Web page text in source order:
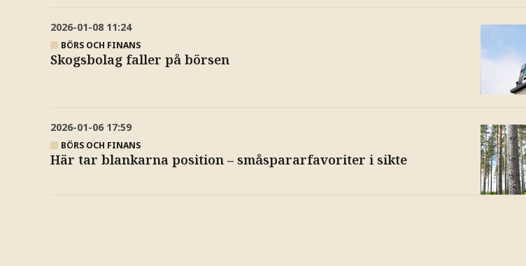
2026-01-08 11:24
BÖRS OCH FINANS
Skogsbolag faller på börsen
2026-01-06 17:59
BÖRS OCH FINANS
Här tar blankarna position – småspararfavoriter i sikte